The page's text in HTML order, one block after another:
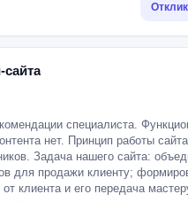
специалиста.
нет. Принцип работы
Задача нашего сайта:
для продажи клиенту;
клиента и его передача